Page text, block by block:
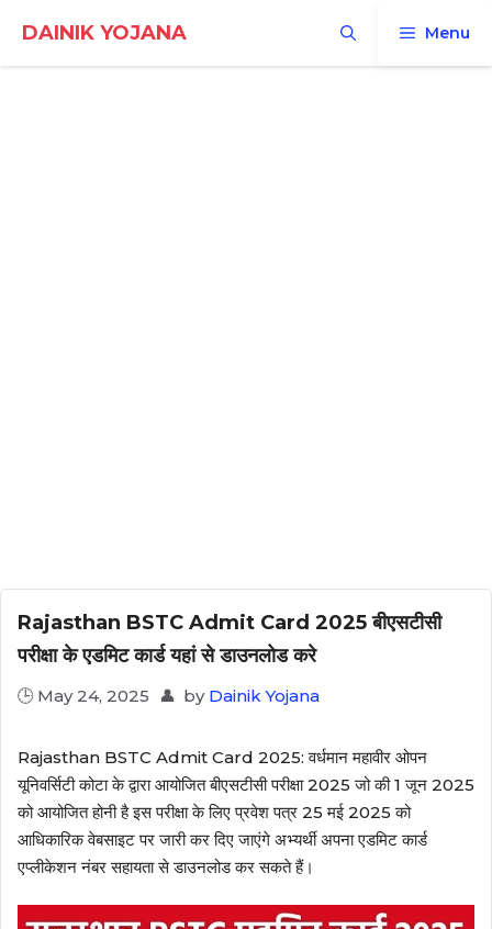
content
DAINIK YOJANA Menu
Rajasthan BSTC Admit Card 2025 बीएसटीसी
परीक्षा के एडमिट कार्ड यहां से डाउनलोड करे
May 24, 2025 by Dainik Yojana
Rajasthan BSTC Admit Card 2025: वर्धमान महावीर ओपन
यूनिवर्सिटी कोटा के द्वारा आयोजित बीएसटीसी परीक्षा 2025 जो की 1 जून 2025
को आयोजित होनी है इस परीक्षा के लिए प्रवेश पत्र 25 मई 2025 को
आधिकारिक वेबसाइट पर जारी कर दिए जाएंगे‌ अभ्यर्थी अपना एडमिट कार्ड
एप्लीकेशन नंबर सहायता से डाउनलोड कर सकते हैं।